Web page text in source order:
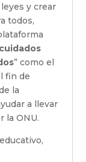
y crear
todos,
” como el
fin de
la
a llevar
la ONU.